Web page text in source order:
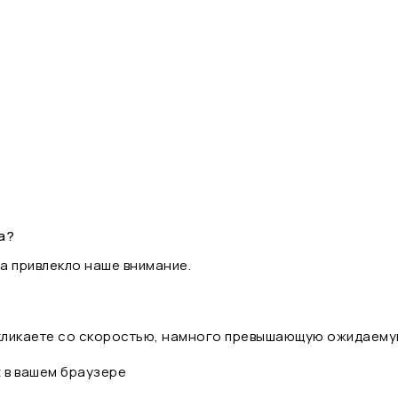
привлекло наше внимание.
со скоростью, намного превышающую
вашем браузере